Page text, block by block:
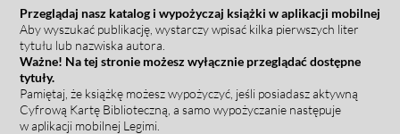
Przeglądaj nasz katalog i wypożyczaj książki w aplikacji mobilnej
Aby wyszukać publikację, wystarczy wpisać kilka pierwszych liter
tytułu lub nazwiska autora.
Ważne! Na tej stronie możesz wyłącznie przeglądać dostępne
tytuły.
Pamiętaj, że książkę możesz wypożyczyć, jeśli posiadasz aktywną
Cyfrową Kartę Biblioteczną, a samo wypożyczanie następuje
w aplikacji mobilnej Legimi.